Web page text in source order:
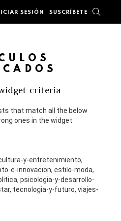
SESIÓN SUSCRÍBETE
criteria
that match all the below
ones in the widget
y-entretenimiento,
e-innovacion, estilo-moda,
psicologia-y-desarrollo-
tecnologia-y-futuro, viajes-